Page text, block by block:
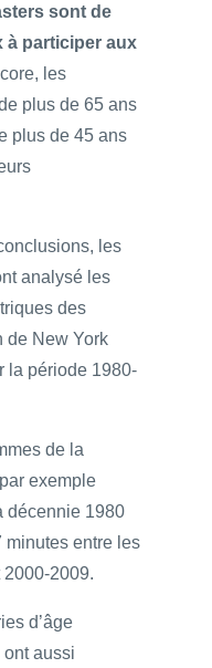
sont de
à participer aux
les
plus de 65 ans
plus de 45 ans
les
analysé les
des
de New York
la période 1980-
de la
exemple
décennie 1980
minutes entre les
2009.
d’âge
aussi